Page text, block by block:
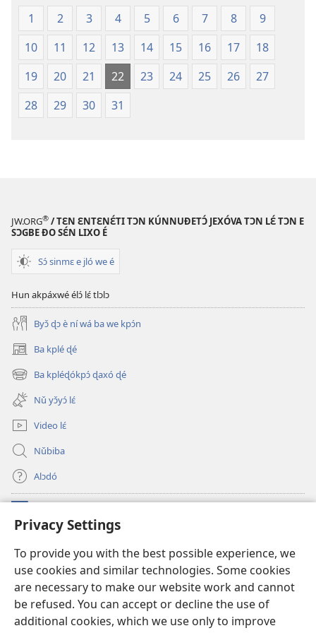
Privacy Settings
To provide you with the best possible experience, we
use cookies and similar technologies. Some cookies
are necessary to make our website work and cannot
be refused. You can accept or decline the use of
additional cookies, which we use only to improve
é
lɛ
é
tɔn
Nǔwlánwlán
mímɛ́
Biblu
gbɛ
1 2 3 4 5 6 7 8
9
10
11 12 13 14 15 16 17
18
19
20 21 22 23 24 25 26
27
28
29 30 31
JW.ORG® / TƐN ƐNTƐNƐ́TI TƆN KÚNNUƉETƆ́ JEXÓVA TƆN LƐ́ TƆN E
SƆGBE ƉO SƐ́N LIXO É
Sɔ́ sinmɛ e jló we é
Hun akpáxwé élɔ́ lɛ́ tlɔlɔ
Byɔ̌ ɖɔ è ní wá ba we kpɔ́n
Ba kplé ɖé
(opens
new
window)
Ba kpléɖókpɔ́ ɖaxó ɖé
(opens
new
window)
Nǔ yɔ̌yɔ́ lɛ́
Video lɛ́
Nǔbiba
Alɔdó
(opens
new
WEMASƐXWETƐN ƐNTƐNƐTI JÍ TƆN Watchtower Tɔn
(opens
new
window)JW Hub
(opens
new
window)JW Library App